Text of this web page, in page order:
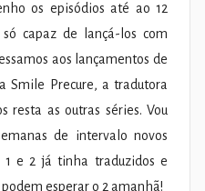
os episódios até ao 12
capaz de lançá-los com
aos lançamentos de
Smile Precure, a tradutora
resta as outras séries. Vou
de intervalo novos
1 e 2 já tinha traduzidos e
esperar o 2 amanhã!